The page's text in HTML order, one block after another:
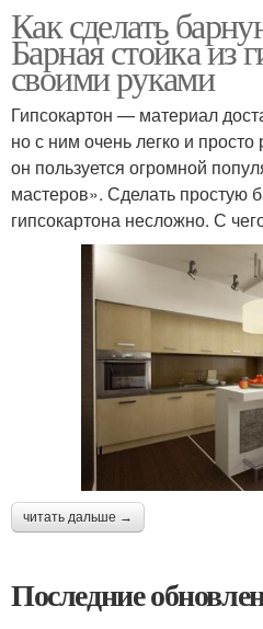
Как сделать
Барная стойка из
своими руками
Гипсокартон — материал
но с ним очень легко и
он пользуется огромной
мастеров». Сделать простую
гипсокартона несложно. С
читать дальше →
Последние